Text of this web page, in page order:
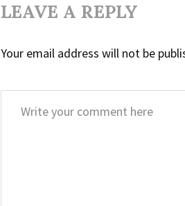
LEAVE A REPLY
Your email address will not be